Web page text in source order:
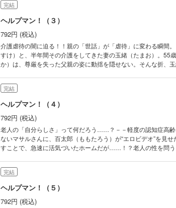
完結
ヘルプマン！（３）
792円 (税込)
介護虐待の闇に迫る！！親の「世話」が「虐待」に変わる瞬間
すけ）と、半年間その介護をしてきた妻の玉緒（たまお）。55
か）は、尊厳を失った父親の姿に動揺を隠せない。そんな折、
完結
ヘルプマン！（４）
792円 (税込)
老人の「自分らしさ」って何だろう……？－－軽度の認知症高
ないマサルさんに、百太郎（ももたろう）が“エロビデオ”を見
すことで、急速に活気づいたホームだが……！？老人の性を問う
完結
ヘルプマン！（５）
792円 (税込)